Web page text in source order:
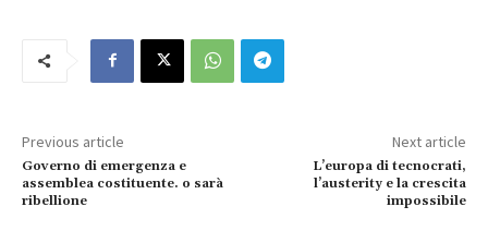
Previous article
Governo di emergenza e
assemblea costituente. o sarà
ribellione
Next article
L’europa di tecnocrati,
l’austerity e la crescita
impossibile